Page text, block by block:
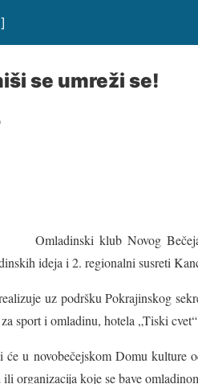
se umreži se!
Omladinski klub Novog
ideja i 2. regionalni susreti
uz podršku Pokrajinskog
sport i omladinu, hotela „Tiski
će u novobečejskom Domu kulture
organizacija koje se bave